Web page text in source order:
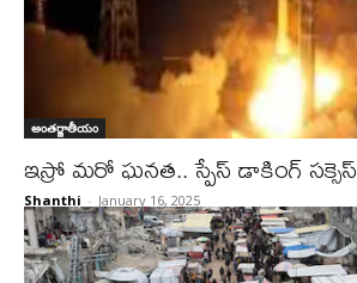
అంతర్జాతీయం
ఇస్రో మరో ఘనత.. స్పేస్ డాకింగ్ సక్సెస్
Shanthi - January 16, 2025